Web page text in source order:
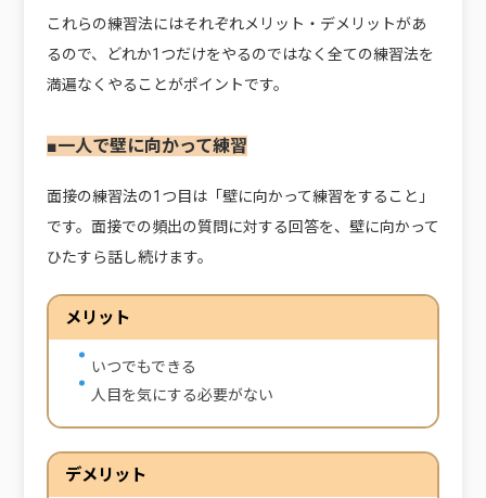
これらの練習法にはそれぞれメリット・デメリットがあ
るので、どれか1つだけをやるのではなく全ての練習法を
満遍なくやることがポイントです。
■一人で壁に向かって練習
面接の練習法の1つ目は「壁に向かって練習をすること」
です。面接での頻出の質問に対する回答を、壁に向かって
ひたすら話し続けます。
メリット
いつでもできる
人目を気にする必要がない
デメリット